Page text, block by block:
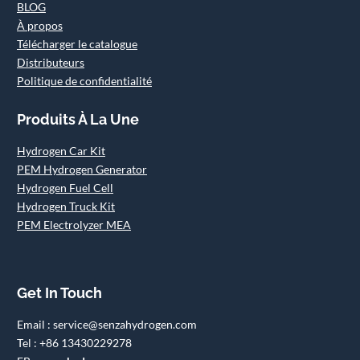
BLOG
À propos
Télécharger le catalogue
Distributeurs
Politique de confidentialité
Produits À La Une
Hydrogen Car Kit
PEM Hydrogen Generator
Hydrogen Fuel Cell
Hydrogen Truck Kit
PEM Electrolyzer MEA
Get In Touch
Email : service@senzahydrogen.com
Tel : +86 13430229278